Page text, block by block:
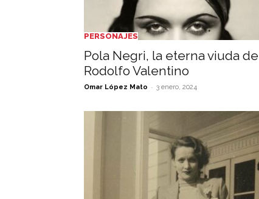
PERSONAJES
Pola Negri, la eterna viuda de
Rodolfo Valentino
Omar López Mato - 3 enero, 2024